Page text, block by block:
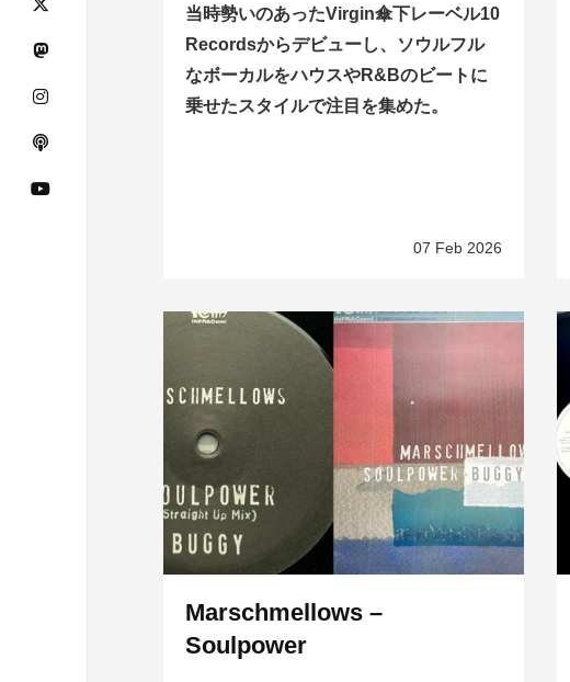
当時勢いのあったVirgin傘下レーベル10
Recordsからデビューし、ソウルフル
なボーカルをハウスやR&Bのビートに
乗せたスタイルで注目を集めた。
07 Feb 2026
Marschmellows –
Soulpower